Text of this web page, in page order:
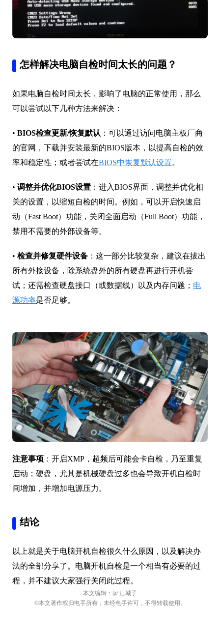
怎样解决电脑自检时间太长的问题？
如果电脑自检时间太长，影响了电脑的正常使用，那么
可以尝试以下几种方法来解决：
• BIOS检查更新/恢复默认 ：可以通过访问电脑主板厂商
的官网，下载并安装最新的BIOS版本，以提高自检的效
率和稳定性；或者尝试在BIOS中恢复默认设置。
• 调整并优化BIOS设置 ：进入BIOS界面，调整并优化相
关的设置，以缩短自检的时间。例如，可以开启快速启
动（Fast Boot）功能，关闭全面启动（Full Boot）功能，
禁用不需要的外部设备等。
• 检查并修复硬件设备 ：这一部分比较复杂，建议在拔出
所有外接设备，除系统盘外的所有硬盘再进行开机尝
试；还需检查硬盘接口（或数据线）以及内存问题； 电
源功率是否足够。
注意事项 ：开启XMP，超频后可能会卡自检，乃至重复
启动；硬盘，尤其是机械硬盘过多也会导致开机自检时
间增加，并增加电源压力。
结论
以上就是关于电脑开机自检很久什么原因，以及解决办
法的全部分享了。电脑开机自检是一个相当有必要的过
程，并不建议大家强行关闭此过程。
本文编辑： @ 江城子
©本文著作权归电手所有，未经电手许可，不得转载使用。